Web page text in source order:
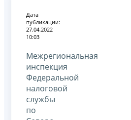
Дата
публикации:
27.04.2022
10:03
Межрегиональная
инспекция
Федеральной
налоговой
службы
по